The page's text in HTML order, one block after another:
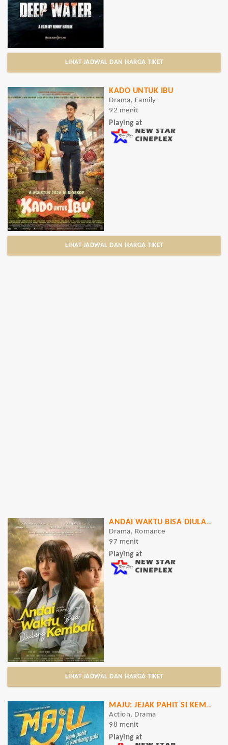
LIHAT JADWAL DAN HARGA TIKET
KADO UNTUK IBU
Drama, Family
92 menit
Playing at
LIHAT JADWAL DAN HARGA TIKET
ANDAI WAKTU BISA DIULANG KEMBALI
Drama, Romance
97 menit
Playing at
LIHAT JADWAL DAN HARGA TIKET
MAJU: JEJAK PAHIT SI KEMBANG GULA
Action, Drama
98 menit
Playing at